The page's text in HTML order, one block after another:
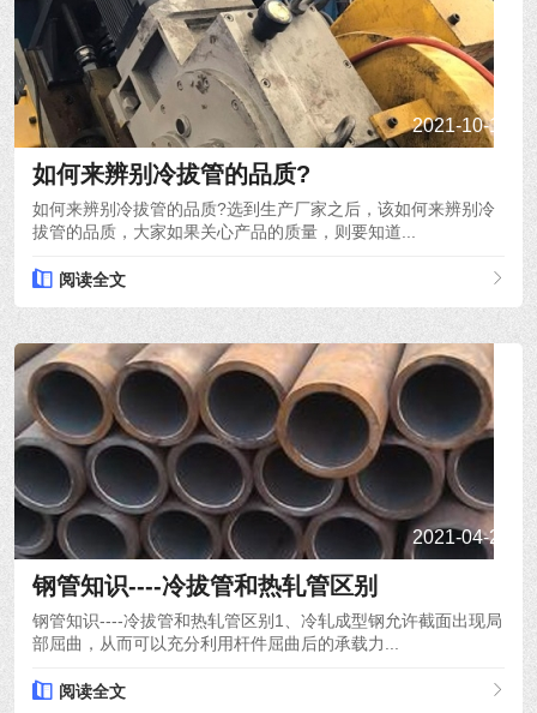
2021-10-14
如何来辨别冷拔管的品质?
如何来辨别冷拔管的品质?选到生产厂家之后，该如何来辨别冷
拔管的品质，大家如果关心产品的质量，则要知道...
阅读全文
2021-04-24
钢管知识----冷拔管和热轧管区别
钢管知识----冷拔管和热轧管区别1、冷轧成型钢允许截面出现局
部屈曲，从而可以充分利用杆件屈曲后的承载力...
阅读全文